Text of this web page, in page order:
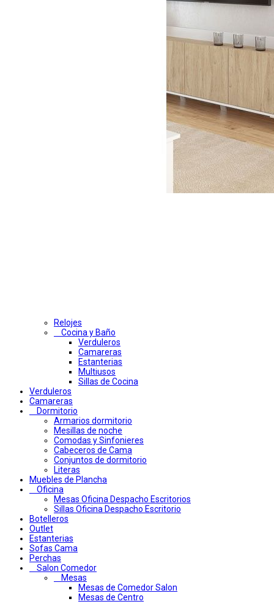
Relojes
Cocina y Baño
Verduleros
Camareras
Estanterias
Multiusos
Sillas de Cocina
Verduleros
Camareras
Dormitorio
Armarios dormitorio
Mesillas de noche
Comodas y Sinfonieres
Cabeceros de Cama
Conjuntos de dormitorio
Literas
Muebles de Plancha
Oficina
Mesas Oficina Despacho Escritorios
Sillas Oficina Despacho Escritorio
Botelleros
Outlet
Estanterias
Sofas Cama
Perchas
Salon Comedor
Mesas
Mesas de Comedor Salon
Mesas de Centro